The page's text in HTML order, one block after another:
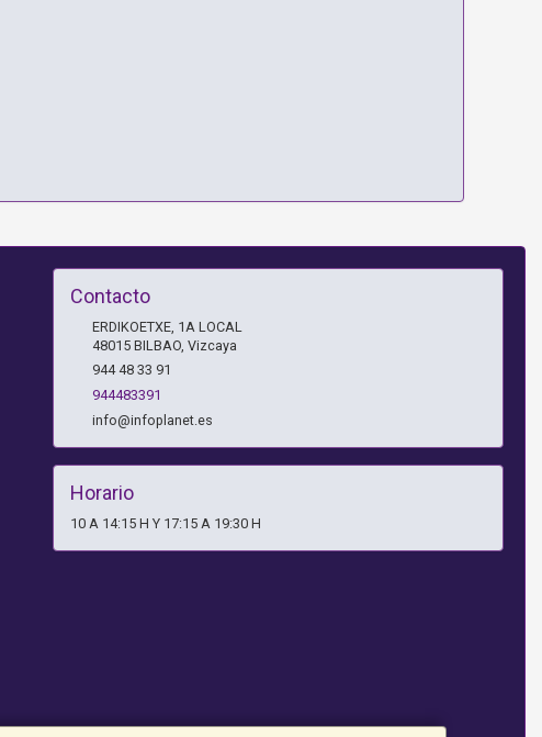
Contacto
ERDIKOETXE, 1A LOCAL
48015 BILBAO, Vizcaya
944 48 33 91
944483391
info@infoplanet.es
Horario
10 A 14:15 H Y 17:15 A 19:30 H